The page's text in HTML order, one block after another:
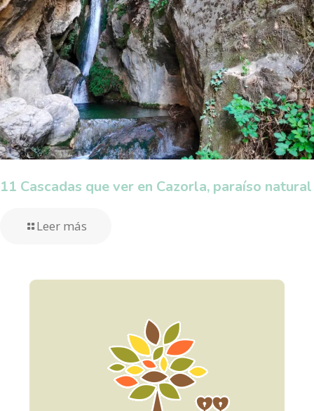
11 Cascadas que ver en Cazorla, paraíso natural
Leer más